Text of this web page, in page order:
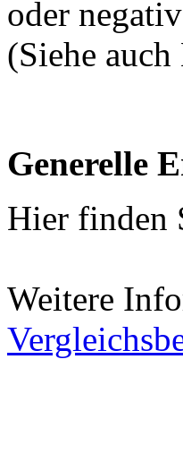
oder
(Siehe
Generelle
Hier finden
Weitere